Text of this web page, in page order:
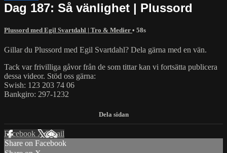
Dag 187: Så vänlighet | Plussord
Plussord med Egil Svartdahl | Tro & Medier • 58s
Gillar du Plussord med Egil Svartdahl? Dela gärna med en vän.
Tack var frivilliga gåvor från de som tittar kan vi fortsätta publicera
dessa videor. Stöd oss gärna:
Swish: 123 203 74 06
Bankgiro: 297-1232
Facebook XEmail
Share on Facebook